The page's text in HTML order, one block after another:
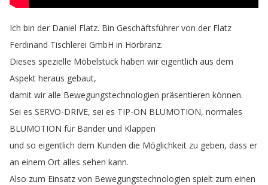
Ich bin der Daniel Flatz. Bin Geschäftsführer von der Flatz
Ferdinand Tischlerei GmbH in Hörbranz.
Dieses spezielle Möbelstück haben wir eigentlich aus dem
Aspekt heraus gebaut,
damit wir alle Bewegungstechnologien präsentieren können.
Sei es SERVO-DRIVE, sei es TIP-ON BLUMOTION, normales
BLUMOTION für Bänder und Klappen
und so eigentlich dem Kunden die Möglichkeit zu geben, dass er
an einem Ort alles sehen kann.
Also zum Einsatz von Bewegungstechnologien spielt zum einen